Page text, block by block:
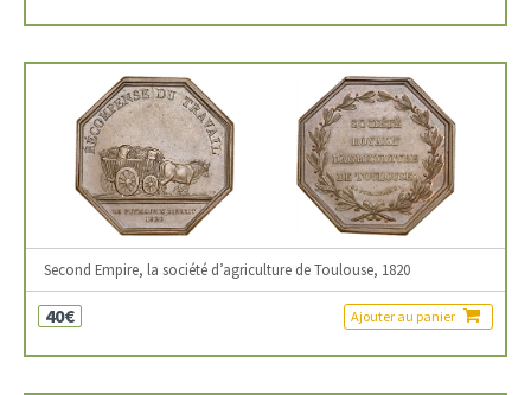
Second Empire, la société d’agriculture de Toulouse, 1820
40€ Ajouter au panier